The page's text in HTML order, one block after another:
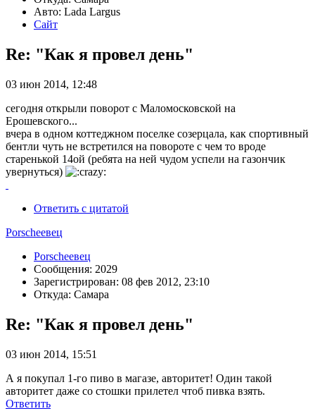
Авто: Lada Largus
Сайт
Re: "Как я провел день"
03 июн 2014, 12:48
сегодня открыли поворот с Маломосковской на
Ерошевского...
вчера в одном коттеджном поселке созерцала, как спортивный
бентли чуть не встретился на повороте с чем то вроде
старенькой 14ой (ребята на ней чудом успели на газончик
увернуться)
Ответить с цитатой
Porscheeвец
Porscheeвец
Сообщения: 2029
Зарегистрирован: 08 фев 2012, 23:10
Откуда: Самара
Re: "Как я провел день"
03 июн 2014, 15:51
А я покупал 1-го пиво в магазе, авторитет! Один такой
авторитет даже со стошки прилетел чтоб пивка взять.
Ответить